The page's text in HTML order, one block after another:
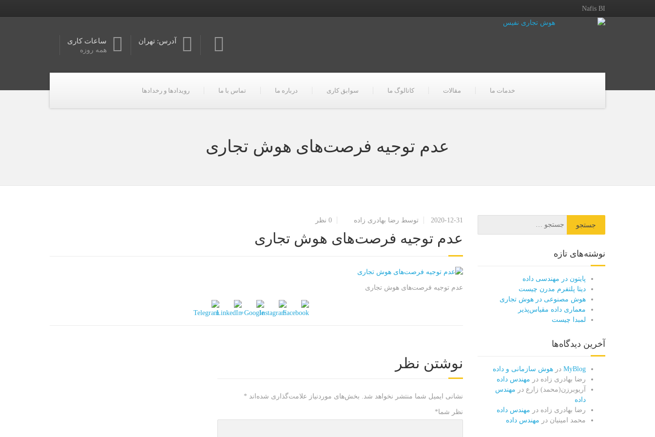
Nafis BI
آدرس: تهران ساعات کاری
همه روزه
خدمات ما مقالات کاتالوگ ما سوابق کاری درباره ما تماس با ما رویدادها و رخدادها
عدم توجیه فرصت‌های هوش تجاری
2020-12-31 توسط رضا بهادری زاده 0 نظر
عدم توجیه فرصت‌های هوش تجاری
عدم توجیه فرصت‌های هوش تجاری
نوشتن نظر
نشانی ایمیل شما منتشر نخواهد شد. بخش‌های موردنیاز علامت‌گذاری شده‌اند *
نظر شما *
نوشته‌های تازه
پایتون در مهندسی داده
دیتا پلتفرم مدرن چیست
هوش مصنوعی در هوش تجاری
معماری داده مقیاس‌پذیر
لمبدا چیست
آخرین دیدگاه‌ها
MyBlog در هوش سازمانی و داده
رضا بهادری زاده در مهندس داده
آریوبرزن(محمد) زارع در مهندس
داده
رضا بهادری زاده در مهندس داده
محمد امینیان در مهندس داده